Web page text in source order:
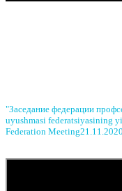
"Заседание федерации
uyushmasi federatsiyasining
Federation Meeting